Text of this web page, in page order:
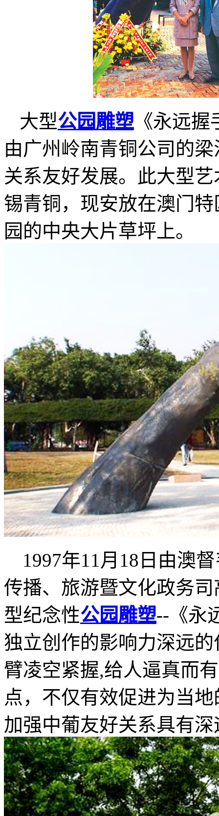
大型公园雕塑 《永远握
由广州岭南青铜公司的
关系友好发展。此大型艺
锡青铜，现安放在澳门
园的中央大片草坪上。
1997年11 月 18 日由澳
传播、旅游暨文化政务
型纪念性公园雕塑-- 《永
独立创作的影响力深远的
臂凌空紧握,给人逼真而
点，不仅有效促进为当
加强中葡友好关系具有